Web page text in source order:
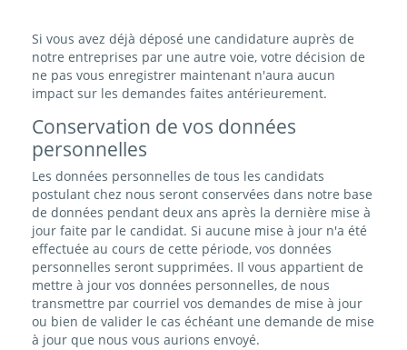
Si vous avez déjà déposé une candidature auprès de
notre entreprises par une autre voie, votre décision de
ne pas vous enregistrer maintenant n'aura aucun
impact sur les demandes faites antérieurement.
Conservation de vos données
personnelles
Les données personnelles de tous les candidats
postulant chez nous seront conservées dans notre base
de données pendant deux ans après la dernière mise à
jour faite par le candidat. Si aucune mise à jour n'a été
effectuée au cours de cette période, vos données
personnelles seront supprimées. Il vous appartient de
mettre à jour vos données personnelles, de nous
transmettre par courriel vos demandes de mise à jour
ou bien de valider le cas échéant une demande de mise
à jour que nous vous aurions envoyé.